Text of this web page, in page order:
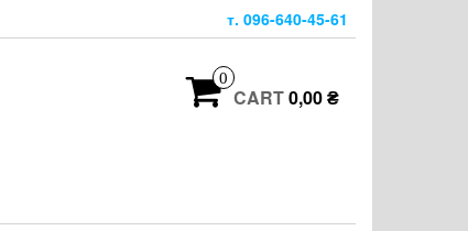
т. 096-640-45-61
0
CART0,00 ₴